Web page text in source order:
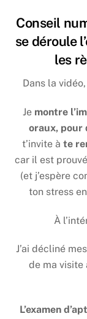
Conseil
se déroule
les
Dans la
Je montre
oraux, pour
t’invite à te
car il est
(et j’espère
ton stress
À
J’ai décliné
de ma visite
L’examen